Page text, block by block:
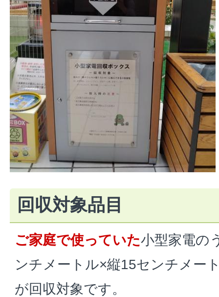
回収対象品目
ご家庭で使っていた小型家電の
ンチメートル×縦15センチメー
が回収対象です。